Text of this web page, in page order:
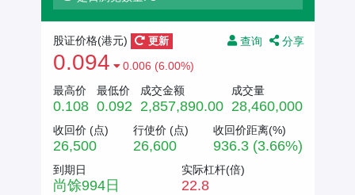
查询 分享
股证价格(港元) 更新
0.094
0.006 (6.00%)
最高价
0.108
最低价
0.092
成交金额
2,857,890.00
成交量
28,460,000
收回价 (点)
26,500
行使价 (点)
26,600
收回价距离(%)
936.3 (3.66%)
到期日
尚馀994日
实际杠杆(倍)
22.8